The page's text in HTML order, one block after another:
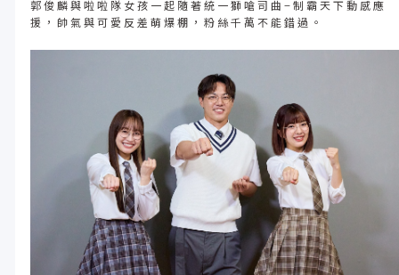
郭俊麟與啦啦隊女孩一起隨著統一獅嗆司曲–制霸天下動感應
援，帥氣與可愛反差萌爆棚，粉絲千萬不能錯過。